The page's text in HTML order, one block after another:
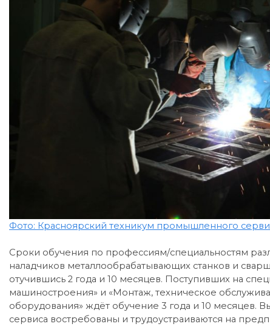
Фото: Красноярский техникум промышленного
Сроки обучения по профессиям/специальностям
наладчиков металлообрабатывающих станков и
отучившись 2 года и 10 месяцев. Поступивших на
машиностроения» и «Монтаж, техническое
оборудования» ждёт обучение 3 года и 10 месяцев.
сервиса востребованы и трудоустраиваются на